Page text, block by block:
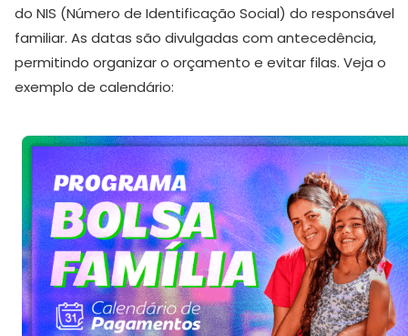
do NIS (Número de Identificação Social) do responsável
familiar. As datas são divulgadas com antecedência,
permitindo organizar o orçamento e evitar filas. Veja o
exemplo de calendário: